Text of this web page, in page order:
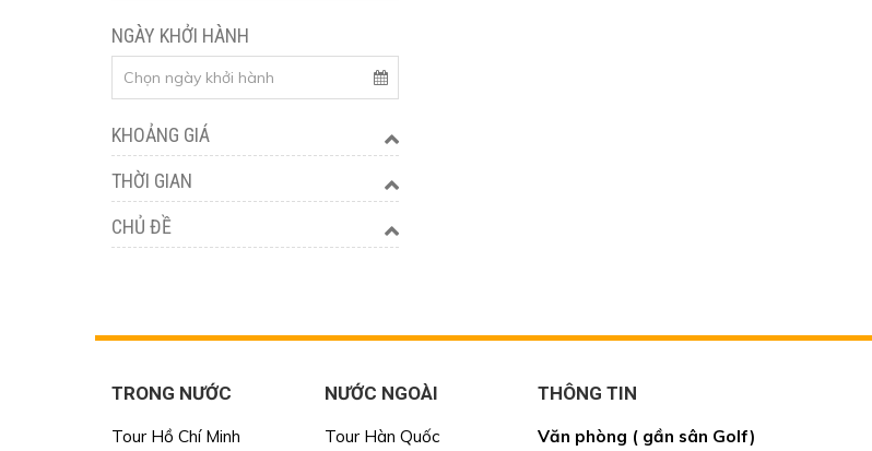
NGÀY KHỞI HÀNH
KHOẢNG GIÁ
THỜI GIAN
CHỦ ĐỀ
TRONG NƯỚC
Tour Hồ Chí Minh
NƯỚC NGOÀI
Tour Hàn Quốc
THÔNG TIN
Văn phòng ( gần sân Golf)